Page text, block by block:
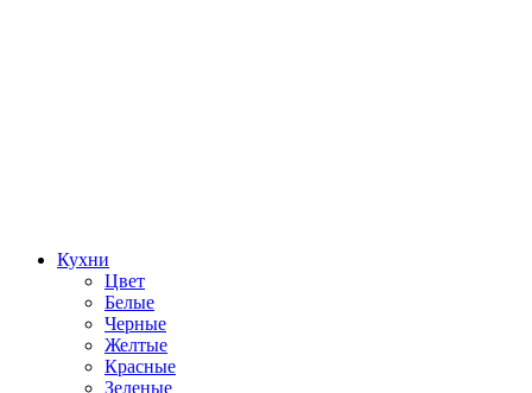
Кухни
Цвет
Белые
Черные
Желтые
Красные
Зеленые